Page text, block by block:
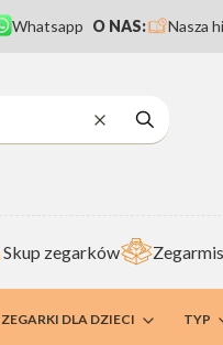
Whatsapp O NAS: Nasza
WyczyśćSzukaj
Skup zegarków
ZEGARKI DLA DZIECI TYP